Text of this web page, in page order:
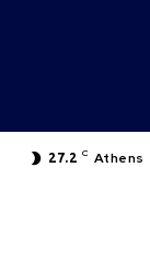
27.2 C Athens